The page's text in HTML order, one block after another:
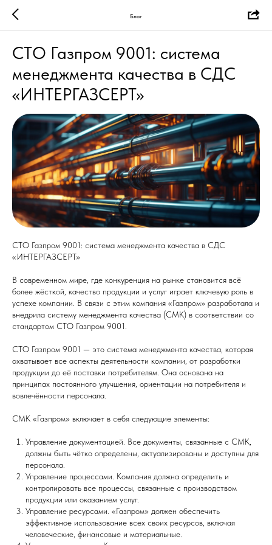
Блог
СТО Газпром 9001: система
менеджмента качества в СДС
«ИНТЕРГАЗСЕРТ»
СТО Газпром 9001: система менеджмента качества в СДС
«ИНТЕРГАЗСЕРТ»
В современном мире, где конкуренция на рынке становится всё
более жёсткой, качество продукции и услуг играет ключевую роль в
успехе компании. В связи с этим компания «Газпром» разработала и
внедрила систему менеджмента качества (СМК) в соответствии со
стандартом СТО Газпром 9001.
СТО Газпром 9001 — это система менеджмента качества, которая
охватывает все аспекты деятельности компании, от разработки
продукции до её поставки потребителям. Она основана на
принципах постоянного улучшения, ориентации на потребителя и
вовлечённости персонала.
СМК «Газпром» включает в себя следующие элементы:
Управление документацией. Все документы, связанные с СМК,
должны быть чётко определены, актуализированы и доступны для
персонала.
Управление процессами. Компания должна определить и
контролировать все процессы, связанные с производством
продукции или оказанием услуг.
Управление ресурсами. «Газпром» должен обеспечить
эффективное использование всех своих ресурсов, включая
человеческие, финансовые и материальные.